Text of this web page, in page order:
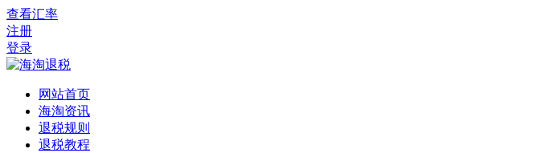
查看汇率
注册
登录
网站首页
海淘资讯
退税规则
退税教程